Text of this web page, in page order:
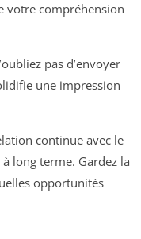
votre compréhension
pas d’envoyer
une impression
continue avec le
long terme. Gardez la
opportunités